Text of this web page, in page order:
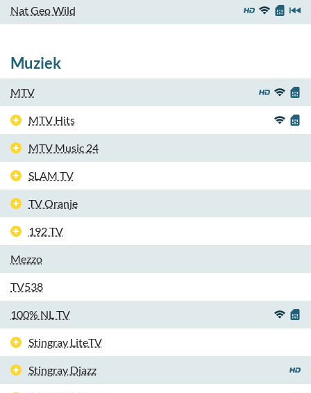
Nat Geo Wild
Muziek
MTV
MTV Hits
MTV Music 24
SLAM TV
TV Oranje
192 TV
Mezzo
TV538
100% NL TV
Stingray LiteTV
Stingray Djazz